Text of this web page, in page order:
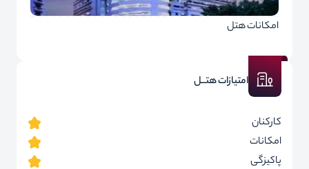
امکانات هتل
امتیازات هتــل
کارکنان
امکانات
پاکیزگی